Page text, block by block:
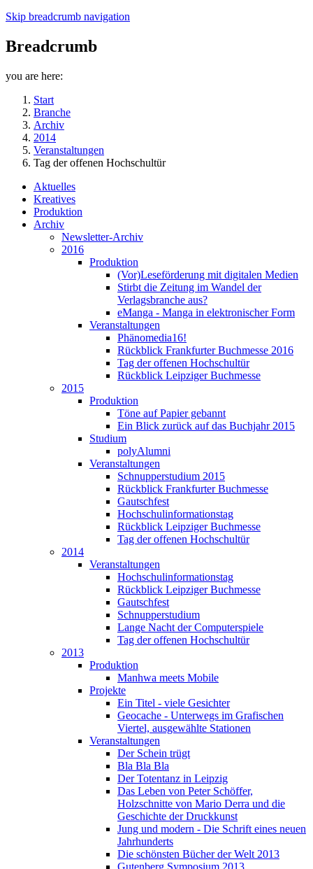
Skip breadcrumb navigation
Breadcrumb
you are here:
Start
Branche
Archiv
2014
Veranstaltungen
Tag der offenen Hochschultür
Aktuelles
Kreatives
Produktion
Archiv
Newsletter-Archiv
2016
Produktion
(Vor)Leseförderung mit digitalen Medien
Stirbt die Zeitung im Wandel der
Verlagsbranche aus?
eManga - Manga in elektronischer Form
Veranstaltungen
Phänomedia16!
Rückblick Frankfurter Buchmesse 2016
Tag der offenen Hochschultür
Rückblick Leipziger Buchmesse
2015
Produktion
Töne auf Papier gebannt
Ein Blick zurück auf das Buchjahr 2015
Studium
polyAlumni
Veranstaltungen
Schnupperstudium 2015
Rückblick Frankfurter Buchmesse
Gautschfest
Hochschulinformationstag
Rückblick Leipziger Buchmesse
Tag der offenen Hochschultür
2014
Veranstaltungen
Hochschulinformationstag
Rückblick Leipziger Buchmesse
Gautschfest
Schnupperstudium
Lange Nacht der Computerspiele
Tag der offenen Hochschultür
2013
Produktion
Manhwa meets Mobile
Projekte
Ein Titel - viele Gesichter
Geocache - Unterwegs im Grafischen
Viertel, ausgewählte Stationen
Veranstaltungen
Der Schein trügt
Bla Bla Bla
Der Totentanz in Leipzig
Das Leben von Peter Schöffer,
Holzschnitte von Mario Derra und die
Geschichte der Druckkunst
Jung und modern - Die Schrift eines neuen
Jahrhunderts
Die schönsten Bücher der Welt 2013